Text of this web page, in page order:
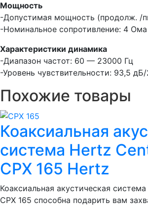
Мощность
-Допустимая мощность (продолж. /
-Номинальное сопротивление: 4 Ома
Характеристики динамика
-Диапазон частот: 60 — 23000 Гц
-Уровень чувствительности: 93,5
Похожие товары
Коаксиальная
система Hertz
CPX 165 Hertz
Коаксиальная акустическая
CPX 165 способна подарить вам